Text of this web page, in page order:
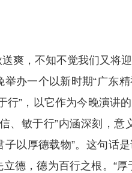
爽，不知不觉我们又将
办一个以新时期“广东
行”，以它作为今晚演讲
、敏于行”内涵深刻，意
以厚德载物”。这句话
德，德为百行之根。“